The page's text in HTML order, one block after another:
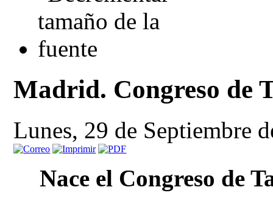
Madrid. Congreso de
Lunes, 29 de Septiembre
Nace el Congreso de